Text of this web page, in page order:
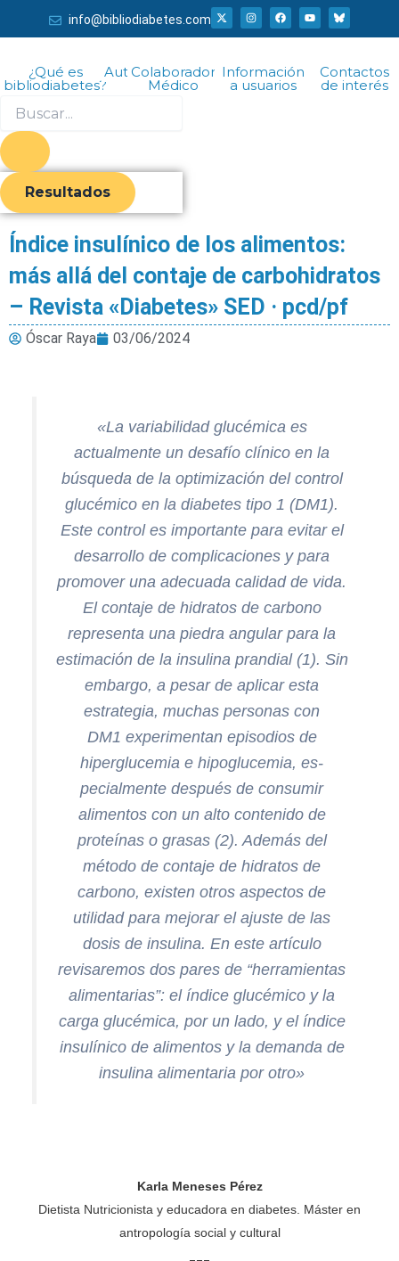
al
info@bibliodiabetes.com
X
-
t
t
t
I
n
s
r
a
F
a
c
o
o
k
Y
o
u
¿Qué es
bibliodiabetes?
AutorColaborador
Médico
Información
a usuarios
Contactos
de interés
Resultados
Índice insulínico de los alimentos:
más allá del contaje de carbohidratos
– Revista «Diabetes» SED · pcd/pf
Óscar Raya 03/06/2024
«La variabilidad glucémica es
actualmente un desafío clínico en la
búsqueda de la optimización del control
glucémico en la diabetes tipo 1 (DM1).
Este control es importante para evitar el
desarrollo de complicaciones y para
promover una adecuada calidad de vida.
El contaje de hidratos de carbono
representa una piedra angular para la
estimación de la insulina prandial (1). Sin
embargo, a pesar de aplicar esta
estrategia, muchas personas con
DM1 experimentan episodios de
hiperglucemia e hipoglucemia, es-
pecialmente después de consumir
alimentos con un alto contenido de
proteínas o grasas (2). Además del
método de contaje de hidratos de
carbono, existen otros aspectos de
utilidad para mejorar el ajuste de las
dosis de insulina. En este artículo
revisaremos dos pares de “herramientas
alimentarias”: el índice glucémico y la
carga glucémica, por un lado, y el índice
insulínico de alimentos y la demanda de
insulina alimentaria por otro»
Karla Meneses Pérez
Dietista Nutricionista y educadora en diabetes. Máster en
antropología social y cultural